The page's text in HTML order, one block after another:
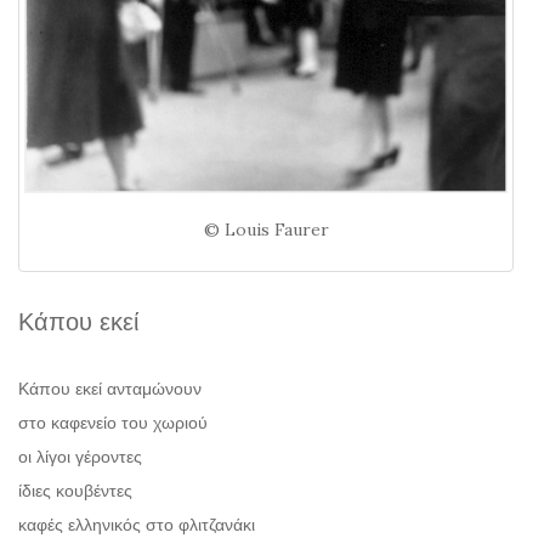
© Louis Faurer
Κάπου εκεί
Κάπου εκεί ανταμώνουν
στο καφενείο του χωριού
οι λίγοι γέροντες
ίδιες κουβέντες
καφές ελληνικός στο φλιτζανάκι